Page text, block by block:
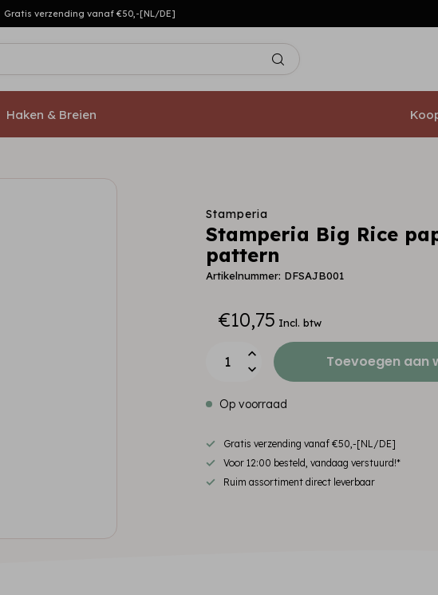
Gratis verzending vanaf €50,-[NL/DE]
Haken & Breien
Stamperia
Stamperia Big Rice
pattern
Artikelnummer: DFSAJB001
€10,75 Incl. btw
Toevoegen aan
Op voorraad
Gratis verzending vanaf €50,-[NL/DE]
Voor 12:00 besteld, vandaag verstuurd!*
Ruim assortiment direct leverbaar